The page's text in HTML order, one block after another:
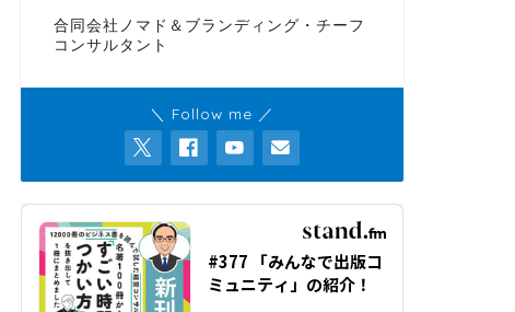
合同会社ノマド＆ブランディング・チーフ
コンサルタント
＼ Follow me ／